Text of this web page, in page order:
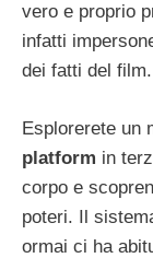
vero e proprio
infatti
dei fatti del film.
Esplorerete un
platform in
corpo e
poteri. Il
ormai ci ha